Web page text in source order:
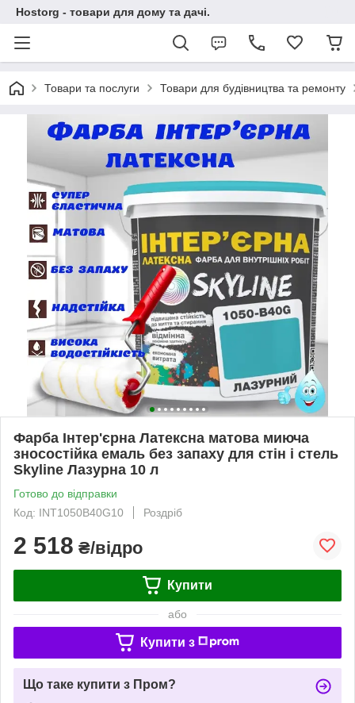
Hostorg - товари для дому та дачі.
Товари та послуги Товари для будівництва та ремонту
Фарба Інтер'єрна Латексна матова миюча
зносостійка емаль без запаху для стін і стель
Skyline Лазурна 10 л
Готово до відправки
Код: INT1050B40G10
Роздріб
2 518 ₴/відро
Купити
або
Купити з
Що таке купити з Пром?